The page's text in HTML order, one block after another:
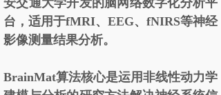
安交通大学开发的脑网络数字化分析平
台，适用于fMRI、EEG、fNIRS等神经
影像测量结果分析。
BrainMat算法核心是运用非线性动力学